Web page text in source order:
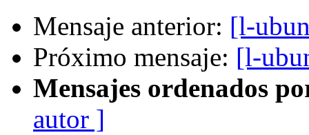
Mensaje anterior: [l-
Próximo mensaje: [l-
Mensajes ordenados
autor ]